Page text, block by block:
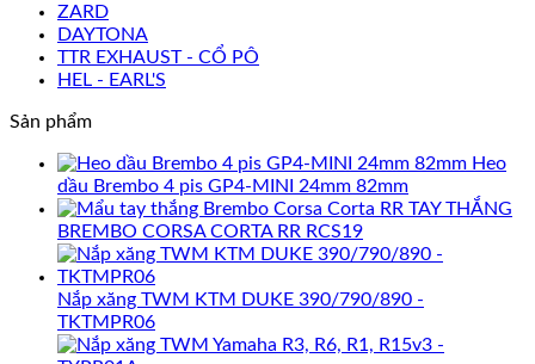
ZARD
DAYTONA
TTR EXHAUST - CỔ PÔ
HEL - EARL'S
Sản phẩm
Heo
dầu Brembo 4 pis GP4-MINI 24mm 82mm
TAY THẮNG
BREMBO CORSA CORTA RR RCS19
Nắp xăng TWM KTM DUKE 390/790/890 -
TKTMPR06